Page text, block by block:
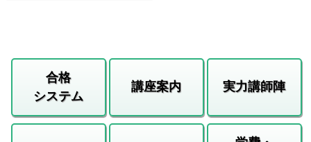
合格
システム
講座案内 実力講師陣